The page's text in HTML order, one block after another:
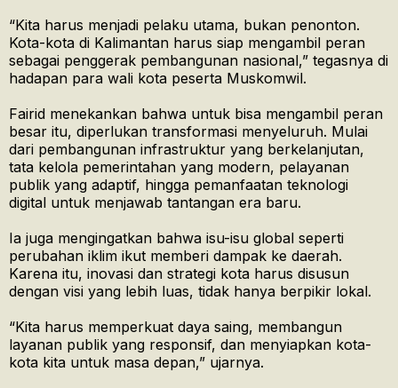
“Kita harus menjadi pelaku utama, bukan penonton.
Kota-kota di Kalimantan harus siap mengambil peran
sebagai penggerak pembangunan nasional,” tegasnya di
hadapan para wali kota peserta Muskomwil.
Fairid menekankan bahwa untuk bisa mengambil peran
besar itu, diperlukan transformasi menyeluruh. Mulai
dari pembangunan infrastruktur yang berkelanjutan,
tata kelola pemerintahan yang modern, pelayanan
publik yang adaptif, hingga pemanfaatan teknologi
digital untuk menjawab tantangan era baru.
Ia juga mengingatkan bahwa isu-isu global seperti
perubahan iklim ikut memberi dampak ke daerah.
Karena itu, inovasi dan strategi kota harus disusun
dengan visi yang lebih luas, tidak hanya berpikir lokal.
“Kita harus memperkuat daya saing, membangun
layanan publik yang responsif, dan menyiapkan kota-
kota kita untuk masa depan,” ujarnya.